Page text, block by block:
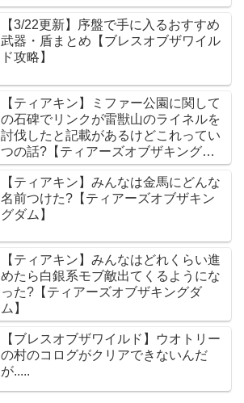
【3/22更新】序盤で手に入るおすすめ
武器・盾まとめ【ブレスオブザワイル
ド攻略】
【ティアキン】ミファー公園に関して
の石碑でリンクが雷獣山のライネルを
討伐したと記載があるけどこれってい
つの話?【ティアーズオブザキングダ
ム】
【ティアキン】みんなは金馬にどんな
名前つけた?【ティアーズオブザキン
グダム】
【ティアキン】みんなはどれくらい進
めたら白銀系モブ敵出てくるようにな
った?【ティアーズオブザキングダ
ム】
【ブレスオブザワイルド】ウオトリー
の村のコログがクリアできないんだ
が.....